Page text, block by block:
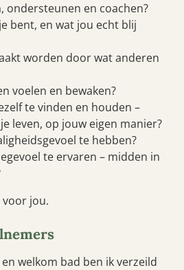
ondersteunen en coachen?
bent, en wat jou echt blij
worden door wat anderen
voelen en bewaken?
te vinden en houden –
leven, op jouw eigen manier?
te hebben?
te ervaren – midden in
voor jou.
welkom bad ben ik verzeild